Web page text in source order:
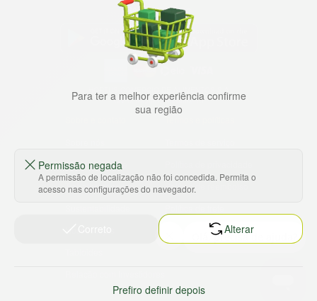
HORTUS COMERCIO DE ALIMENTOS S.A
CNPJ: 09.000.493/0002-15
Ajuda e Suporte
Trabalhe conosco
Termos e políticas
Política de reembolso
Baixe nosso app
Para ter a melhor experiência confirme
sua região
Permissão negada
A permissão de localização não foi concedida. Permita o
acesso nas configurações do navegador.
Alterar
Prefiro definir depois